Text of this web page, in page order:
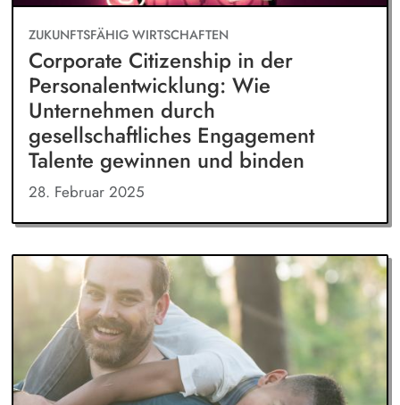
ZUKUNFTSFÄHIG WIRTSCHAFTEN
Corporate Citizenship in der
Personalentwicklung: Wie
Unternehmen durch
gesellschaftliches Engagement
Talente gewinnen und binden
28. Februar 2025